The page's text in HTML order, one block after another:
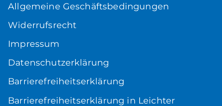
Allgemeine Geschäftsbedingungen
Widerrufsrecht
Impressum
Datenschutzerklärung
Barrierefreiheitserklärung
Barrierefreiheitserklärung in Leichter